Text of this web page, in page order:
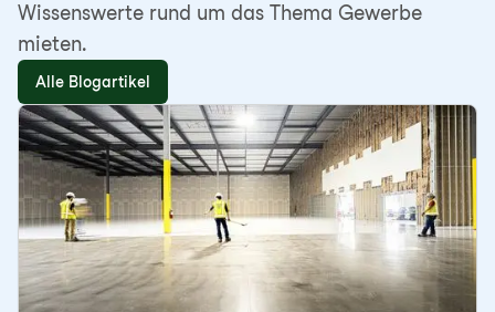
Wissenswerte rund um das Thema Gewerbe
mieten.
Alle Blogartikel